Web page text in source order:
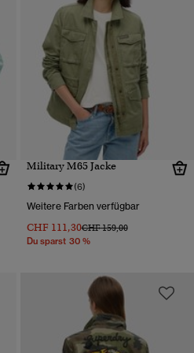
Military M65 Jacke
(6)
Weitere Farben verfügbar
CHF 111,30Preis wurde reduziert von
CHF 159,00bis
Du sparst 30 %